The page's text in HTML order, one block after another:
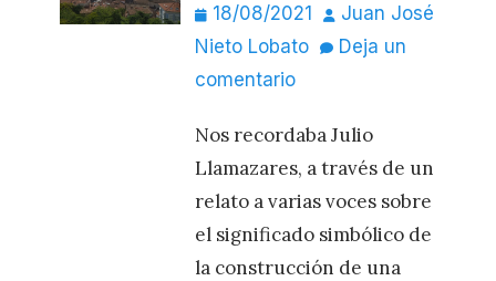
Publicado
el
18/08/2021 Autor
Juan José
Nieto Lobato
Deja un
comentario
Nos recordaba Julio
Llamazares, a través de un
relato a varias voces sobre
el significado simbólico de
la construcción de una